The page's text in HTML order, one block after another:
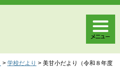
> 学校だより > 美甘小だより（令和８年度